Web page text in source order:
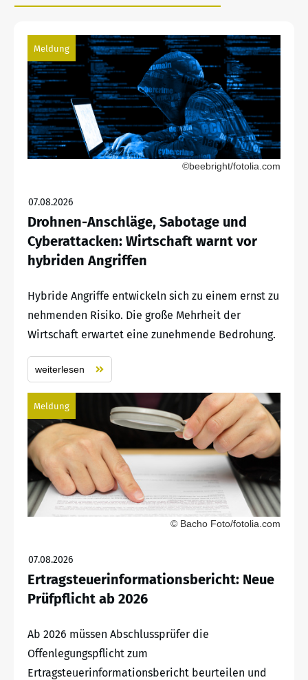
Meldung
©beebright/fotolia.com
07.08.2026
Drohnen-Anschläge, Sabotage und
Cyberattacken: Wirtschaft warnt vor
hybriden Angriffen
Hybride Angriffe entwickeln sich zu einem ernst zu
nehmenden Risiko. Die große Mehrheit der
Wirtschaft erwartet eine zunehmende Bedrohung.
weiterlesen
Meldung
© Bacho Foto/fotolia.com
07.08.2026
Ertragsteuerinformationsbericht: Neue
Prüfpflicht ab 2026
Ab 2026 müssen Abschlussprüfer die
Offenlegungspflicht zum
Ertragsteuerinformationsbericht beurteilen und